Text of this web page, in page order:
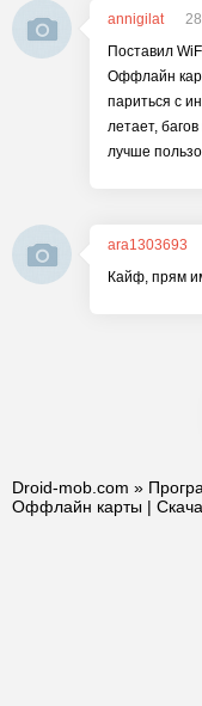
annigilat
Поставил
Оффлайн
париться с
летает,
лучше
ara1303693
Кайф, прям
Droid-mob.com »
Оффлайн карты |